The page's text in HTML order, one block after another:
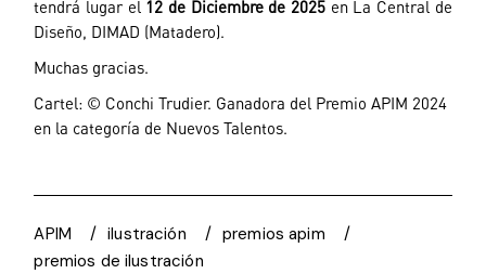
tendrá lugar el 12 de Diciembre de 2025 en La Central de
Diseño, DIMAD (Matadero).
Muchas gracias.
Cartel: © Conchi Trudier. Ganadora del Premio APIM 2024
en la categoría de Nuevos Talentos.
APIM ilustración
premios apim
premios de ilustración